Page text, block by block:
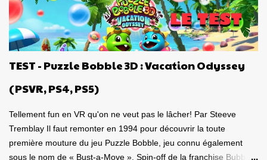
tout de suite dit : Ça serait génial d'y retourner, mais de façon
portable! Ouiiii, vous l'aurez deviné, je suis plongé dans le test de
Marvel's Spider-Man 2 PC sur la portable de Valve, ma
Steamdeck . Je me suis dit que puisque le premier volet, ainsi
que l'aventure Miles Morales sont approuvés 100% par Valve
pour la compatibilité St...
TEST - Puzzle Bobble 3D : Vacation Odyssey
(PSVR, PS4, PS5)
Tellement fun en VR qu'on ne veut pas le lâcher! Par Steeve
Tremblay Il faut remonter en 1994 pour découvrir la toute
première mouture du jeu Puzzle Bobble, jeu connu également
sous le nom de « Bust-a-Move ». Spin-off de la franchise Bubble